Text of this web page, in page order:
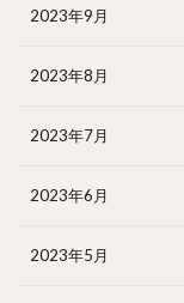
2023年9月
2023年8月
2023年7月
2023年6月
2023年5月